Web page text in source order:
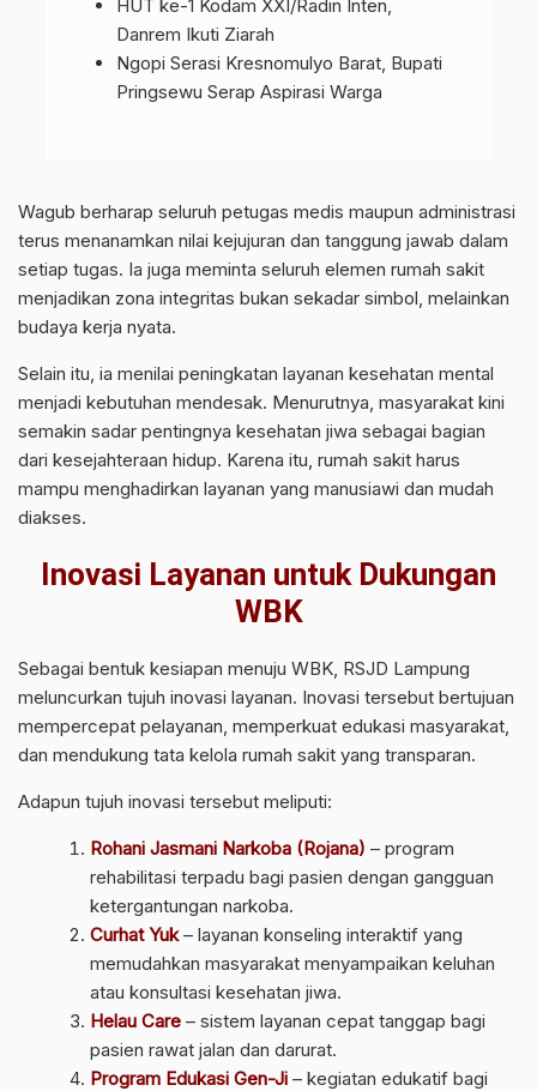
HUT ke-1 Kodam XXI/Radin Inten,
Danrem Ikuti Ziarah
Ngopi Serasi Kresnomulyo Barat, Bupati
Pringsewu Serap Aspirasi Warga
Wagub berharap seluruh petugas medis maupun administrasi
terus menanamkan nilai kejujuran dan tanggung jawab dalam
setiap tugas. Ia juga meminta seluruh elemen rumah sakit
menjadikan zona integritas bukan sekadar simbol, melainkan
budaya kerja nyata.
Selain itu, ia menilai peningkatan layanan kesehatan mental
menjadi kebutuhan mendesak. Menurutnya, masyarakat kini
semakin sadar pentingnya kesehatan jiwa sebagai bagian
dari kesejahteraan hidup. Karena itu, rumah sakit harus
mampu menghadirkan layanan yang manusiawi dan mudah
diakses.
Inovasi Layanan untuk Dukungan
WBK
Sebagai bentuk kesiapan menuju WBK, RSJD Lampung
meluncurkan tujuh inovasi layanan. Inovasi tersebut bertujuan
mempercepat pelayanan, memperkuat edukasi masyarakat,
dan mendukung tata kelola rumah sakit yang transparan.
Adapun tujuh inovasi tersebut meliputi:
Rohani Jasmani Narkoba (Rojana) – program
rehabilitasi terpadu bagi pasien dengan gangguan
ketergantungan narkoba.
Curhat Yuk– layanan konseling interaktif yang
memudahkan masyarakat menyampaikan keluhan
atau konsultasi kesehatan jiwa.
Helau Care – sistem layanan cepat tanggap bagi
pasien rawat jalan dan darurat.
Program Edukasi Gen-Ji – kegiatan edukatif bagi